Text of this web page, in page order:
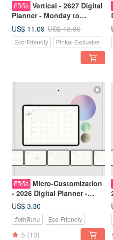
ดิจิทัล Vertical - 2627 Digital
Planner - Monday to
Sunday - Huamachi Xuejian
Xuyu Niyu
US$ 11.09 US$ 13.86
Eco-Friendly Pinkoi Exclusive
ดิจิทัล Micro-Customization
- 2026 Digital Planner -
Monday to Sunday -
Includes End of 2025
US$ 3.30
สั่งทำพิเศษ
Eco-Friendly
Pinkoi Exclusive
5 (10)